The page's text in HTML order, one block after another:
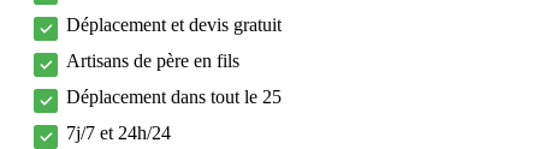
Déplacement et devis gratuit
Artisans de père en fils
Déplacement dans tout le 25
7j/7 et 24h/24